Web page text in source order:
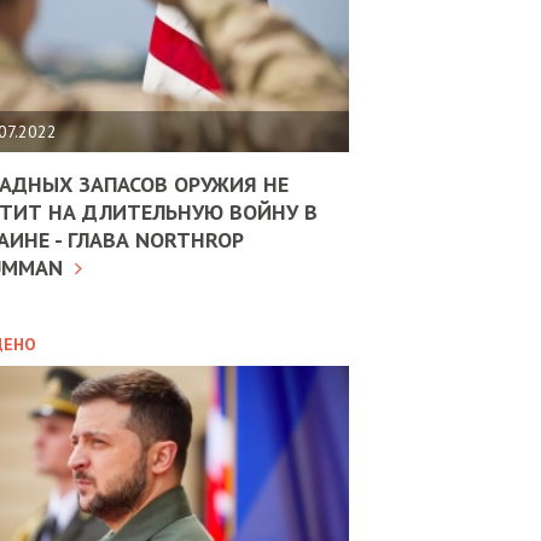
ЗАПАСОВ ОРУЖИЯ НЕ
НА ДЛИТЕЛЬНУЮ ВОЙНУ В
- ГЛАВА NORTHROP
10.02.2025